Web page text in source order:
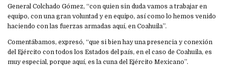
General Colchado Gómez, “con quien sin duda vamos a trabajar en
equipo, con una gran voluntad y en equipo, así como lo hemos venido
haciendo con las fuerzas armadas aquí, en Coahuila”.
Comentábamos, expresó, “que si bien hay una presencia y conexión
del Ejército con todos los Estados del país, en el caso de Coahuila, es
muy especial, porque aquí, es la cuna del Ejército Mexicano”.